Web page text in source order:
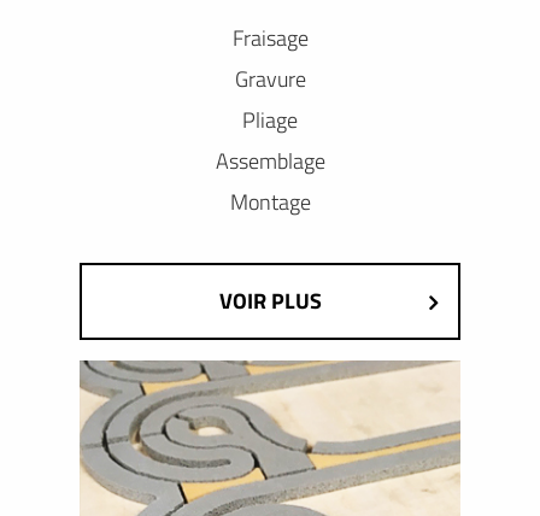
Fraisage
Gravure
Pliage
Assemblage
Montage
VOIR PLUS